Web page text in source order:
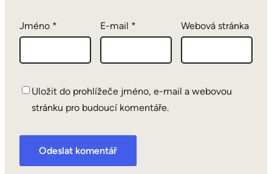
Jméno * E-mail * Webová stránka
Uložit do prohlížeče jméno, e-mail a webovou
stránku pro budoucí komentáře.